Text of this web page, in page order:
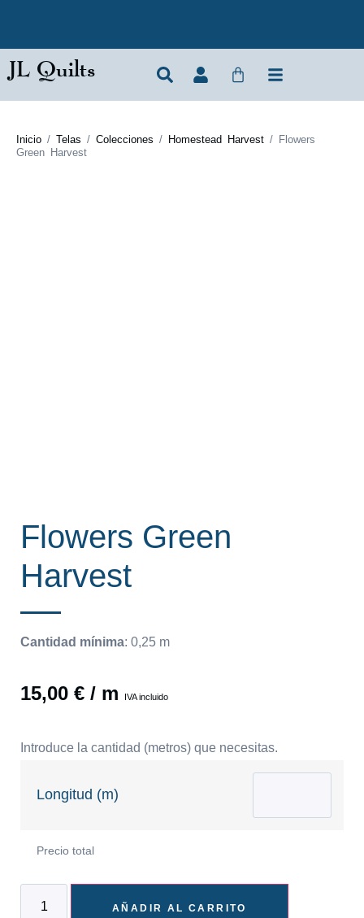
JL Quilts
Inicio / Telas / Colecciones / Homestead Harvest / Flowers
Green Harvest
Flowers Green
Harvest
Cantidad mínima: 0,25 m
15,00 € / m IVA incluido
Introduce la cantidad (metros) que necesitas.
Longitud (m)
Precio total
AÑADIR AL CARRITO